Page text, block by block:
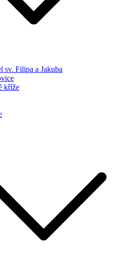
sv. Filipa a Jakuba
kříže